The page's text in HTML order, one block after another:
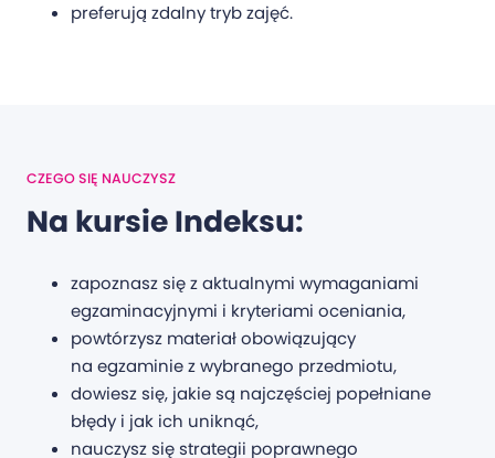
preferują zdalny tryb zajęć.
CZEGO SIĘ NAUCZYSZ
Na kursie Indeksu:
zapoznasz się z aktualnymi wymaganiami
egzaminacyjnymi i kryteriami oceniania,
powtórzysz materiał obowiązujący
na egzaminie z wybranego przedmiotu,
dowiesz się, jakie są najczęściej popełniane
błędy i jak ich uniknąć,
nauczysz się strategii poprawnego